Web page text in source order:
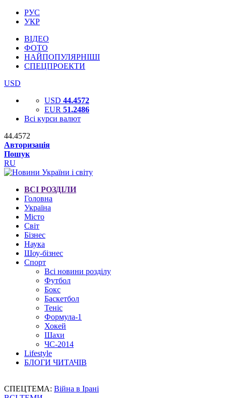
РУС
УКР
ВІДЕО
ФОТО
НАЙПОПУЛЯРНІШІ
СПЕЦПРОЕКТИ
USD
USD 44.4572
EUR 51.2486
Всі курси валют
44.4572
Авторизація
Пошук
RU
ВСІ РОЗДІЛИ
Головна
Україна
Місто
Світ
Бізнес
Наука
Шоу-бізнес
Спорт
Всі новини розділу
Футбол
Бокс
Баскетбол
Теніс
Формула-1
Хокей
Шахи
ЧС-2014
Lifestyle
БЛОГИ ЧИТАЧІВ
СПЕЦТЕМА: Війна в Ірані